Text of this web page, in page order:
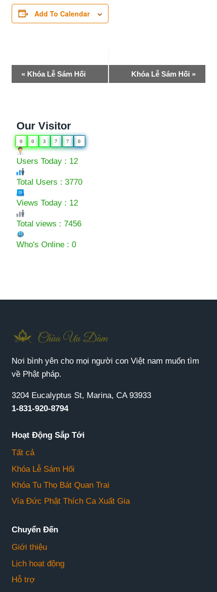
Add To Calendar
Event
« Khóa Lễ Sám Hối Khóa Lễ Sám Hối »
Our Visitor
0 0 3 7 7 0
Users Today : 12
Total Users : 3770
Views Today : 12
Total views : 7456
Who's Online : 0
Nơi bình yên cho mọi người con Việt nam muốn tìm
về Phật pháp.
3204 Eucalyptus St, Marina, CA 93933
1-831-920-8794
Hoạt Động Sắp Tới
Tất cả
Khóa Lễ Sám Hối
Khóa Tu Thọ Bát Quan Trai
Vía Đức Phật Thích Ca Xuất Gia
Chuyển Đến
Giới thiệu
Lịch hoạt động
Hỗ trợ